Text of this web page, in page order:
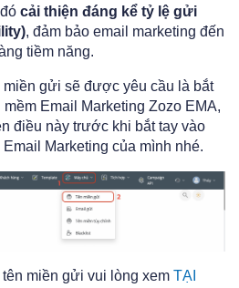
cải thiện đáng kể tỷ lệ gửi
, đảm bảo email marketing đến
tiềm năng.
miền gửi sẽ được yêu cầu là bắt
Email Marketing Zozo EMA,
điều này trước khi bắt tay vào
Marketing của mình nhé.
miền gửi vui lòng xem TẠI